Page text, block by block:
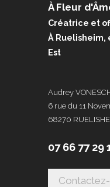
À Fleur
Créatrice et
À Ruelisheim,
Est
Audrey
6 rue du 11
68270
07 66 77 29